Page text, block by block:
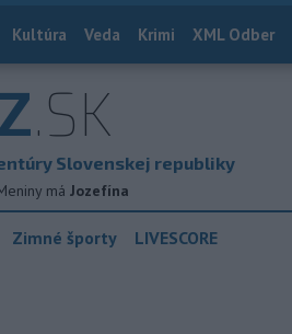
Kultúra Veda Krimi XML Odber
.SK
Slovenskej republiky
má Jozefína
Zimné športy LIVESCORE